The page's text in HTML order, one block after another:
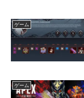
ゲーム
ゲーム